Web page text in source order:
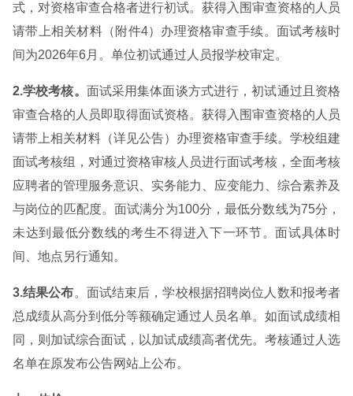
式，对资格审查合格者进行初试。获得入围审查资格的人员
请带上相关材料（附件4）办理资格审查手续。面试考核时
间为2026年6月。单位初试通过人员报学校审定。
2.学校考核。 面试采用集体面谈方式进行，初试通过且资格
审查合格的人员即取得面试资格。获得入围审查资格的人员
请带上相关材料（详见公告）办理资格审查手续。学校组建
面试考核组，对通过资格审核人员进行面试考核，全面考核
应聘者的管理服务意识、实务能力、应变能力、综合素养及
与岗位的匹配度。面试满分为100分，最低分数线为75分，
未达到最低分数线的考生不得进入下一环节。面试具体时
间、地点另行通知。
3.结果公布。面试结束后，学校根据招聘岗位人数和报考者
总成绩从高分到低分等额确定通过人员名单。如面试成绩相
同，则加试综合面试，以加试成绩高者优先。考核通过人选
名单在原发布公告网站上公布。